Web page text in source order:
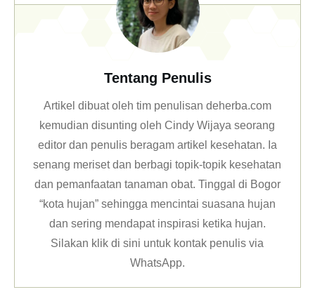
Tentang Penulis
Artikel dibuat oleh tim penulisan deherba.com
kemudian disunting oleh Cindy Wijaya seorang
editor dan penulis beragam artikel kesehatan. Ia
senang meriset dan berbagi topik-topik kesehatan
dan pemanfaatan tanaman obat. Tinggal di Bogor
“kota hujan” sehingga mencintai suasana hujan
dan sering mendapat inspirasi ketika hujan.
Silakan klikdi sini untuk kontak penulis via
WhatsApp.